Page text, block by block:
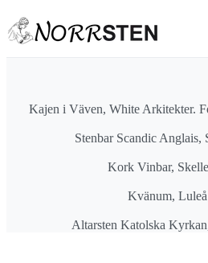
Kajen i Väven, White Arkitekter.
Stenbar Scandic Anglais,
Kork Vinbar,
Kvänum, Luleå
Altarsten Katolska